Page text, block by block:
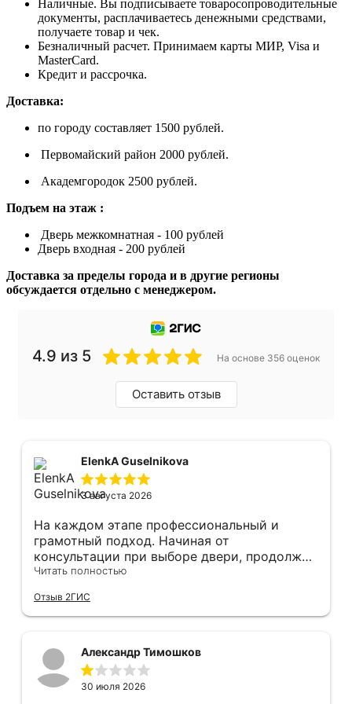
Наличные. Вы подписываете товаросопроводительные
документы, расплачиваетесь денежными средствами,
получаете товар и чек.
Безналичный расчет. Принимаем карты МИР, Visa и
MasterCard.
Кредит и рассрочка.
Доставка:
по городу составляет 1500 рублей.
Первомайский район 2000 рублей.
Академгородок 2500 рублей.
Подъем на этаж :
Дверь межкомнатная - 100 рублей
Дверь входная - 200 рублей
Доставка за пределы города и в другие регионы
обсуждается отдельно с менеджером.
4.9 из 5 На основе 356 оценок
Оставить отзыв
ElenkA Guselnikova
3 августа 2026
На каждом этапе профессиональный и
грамотный подход. Начиная от
консультации при выборе двери, продолжая
оперативным замером, завершая быстрой и
оформление двери - отдельное спасибо!
Рекомендуем и планируем в дальнейшем, по
Читать полностью
Отзыв 2ГИС
Александр Тимошков
30 июля 2026